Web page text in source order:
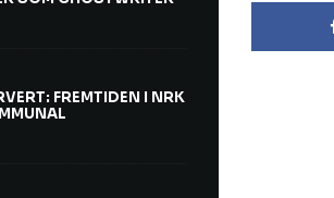
FREMTIDEN I NRK